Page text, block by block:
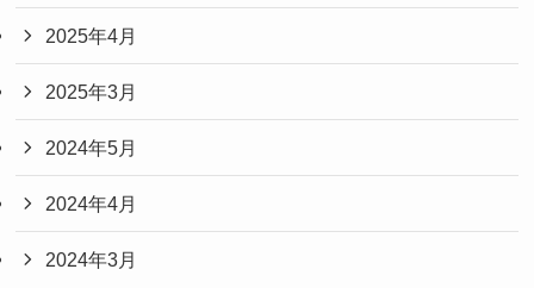
2025年4月
2025年3月
2024年5月
2024年4月
2024年3月